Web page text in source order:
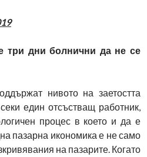
три дни болнични да не се
нивото на заетостта
един отсъстващ работник,
процес в което и да е
пазарна икономика е не само
на пазарите. Когато